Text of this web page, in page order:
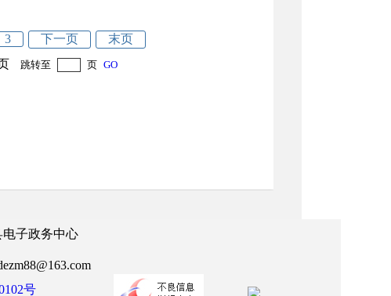
3 下一页
末页
跳转至 页 GO
子政务中心
号